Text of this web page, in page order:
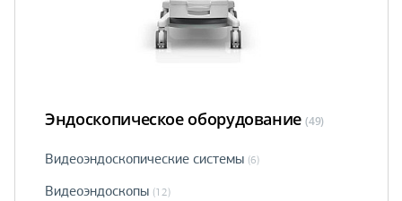
Эндоскопическое оборудование (49)
Видеоэндоскопические системы (6)
Видеоэндоскопы (12)